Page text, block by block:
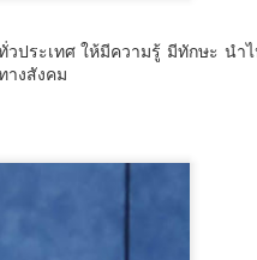
ประเทศ ให้มีความรู้ มีทักษะ นำ
างสังคม
ล